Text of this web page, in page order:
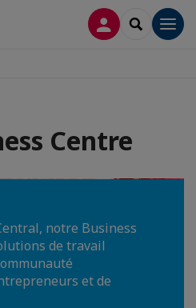
LOG INSEARCH
Centre
notre Business
de travail
et de